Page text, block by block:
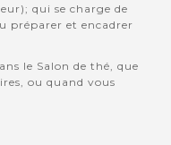
qui se charge de
préparer et encadrer
le Salon de thé, que
ou quand vous